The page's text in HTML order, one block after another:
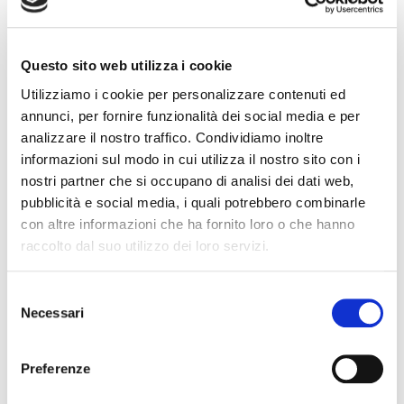
Questo sito web utilizza i cookie
Utilizziamo i cookie per personalizzare contenuti ed
annunci, per fornire funzionalità dei social media e per
analizzare il nostro traffico. Condividiamo inoltre
informazioni sul modo in cui utilizza il nostro sito con i
nostri partner che si occupano di analisi dei dati web,
pubblicità e social media, i quali potrebbero combinarle
con altre informazioni che ha fornito loro o che hanno
raccolto dal suo utilizzo dei loro servizi.
delNecessari
Preferenze
Dermaflex
Membrana elastoplastomerica a base di bitume modificato
con tecnopolimeri
Scopri di più